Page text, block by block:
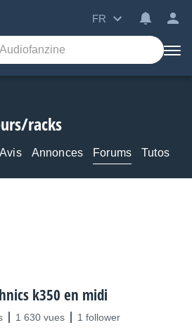
FR
racks
Avis Annonces Forums Tutos
k350 en midi
1 630 vues 1 follower